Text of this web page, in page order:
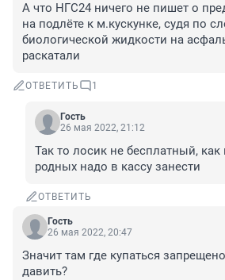
А что НГС24 ничего не пишет о
на подлёте к м.кускунке, судя по
биологической жидкости на
раскатали
ОТВЕТИТЬ 1
Гость
26 мая 2022, 21:12
Так то лосик не бесплатный,
родных надо в кассу занести
ОТВЕТИТЬ
Гость
26 мая 2022, 20:47
Значит там где купаться
давить?